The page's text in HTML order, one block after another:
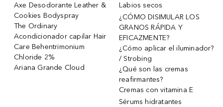
Axe Desodorante Leather &
Cookies Bodyspray
The Ordinary
Acondicionador capilar Hair
Care Behentrimonium
Chloride 2%
Ariana Grande Cloud
Labios secos
¿CÓMO DISIMULAR LOS
GRANOS RÁPIDA Y
EFICAZMENTE?
¿Cómo aplicar el iluminador?
/ Strobing
¿Qué son las cremas
reafirmantes?
Cremas con vitamina E
Sérums hidratantes